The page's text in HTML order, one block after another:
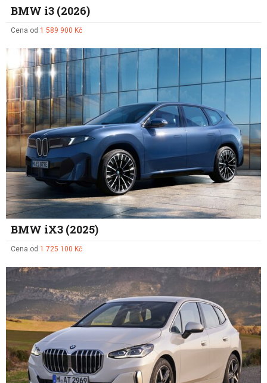
BMW i3 (2026)
Cena od 1 589 900 Kč
BMW iX3 (2025)
Cena od 1 725 100 Kč